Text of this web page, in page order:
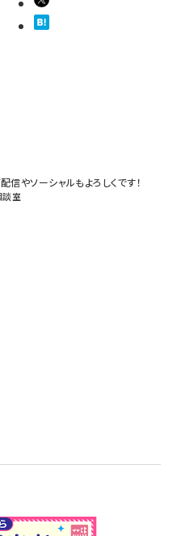
やソーシャルもよろしくです！
談室